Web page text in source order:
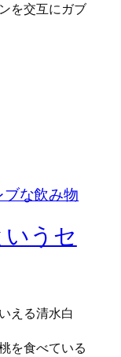
を交互にガブ
うセ
える清水白
を食べている